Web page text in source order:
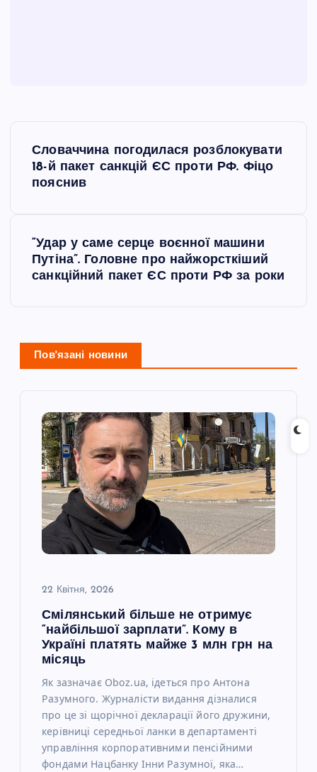
ц
Словаччина погодилася розблокувати
18-й пакет санкцій ЄС проти РФ. Фіцо
пояснив
“Удар у саме серце воєнної машини
Путіна”. Головне про найжорсткіший
санкційний пакет ЄС проти РФ за роки
Пов'язані новини
22 Квітня, 2026
Смілянський більше не отримує
“найбільшої зарплати”. Кому в
Україні платять майже 3 млн грн на
місяць
Як зазначає Oboz.ua, ідеться про Антона
Разумного. Журналісти видання дізналися
про це зі щорічної декларації його дружини,
керівниці середньої ланки в департаменті
управління корпоративними пенсійними
фондами Нацбанку Інни Разумної, яка…